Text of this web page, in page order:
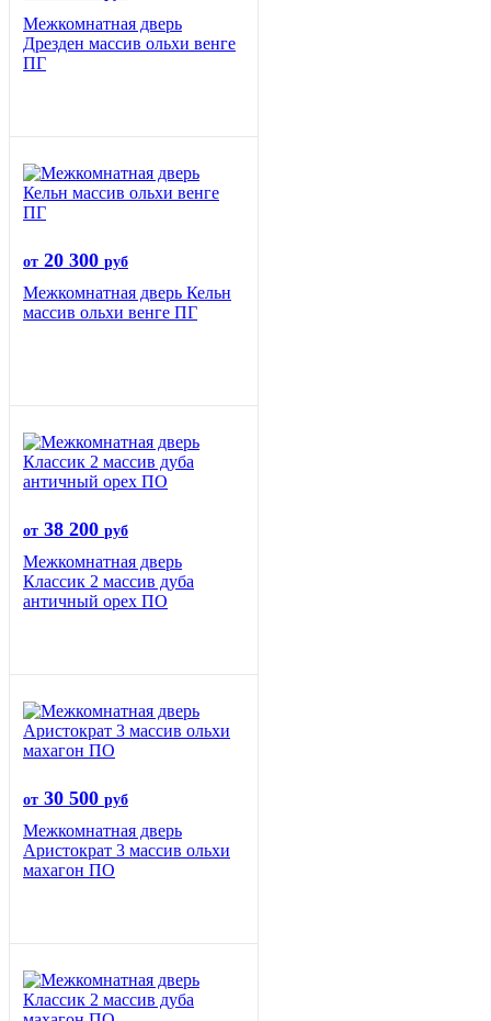
Межкомнатная дверь
Дрезден массив ольхи венге
ПГ
от 20 300 руб
Межкомнатная дверь Кельн
массив ольхи венге ПГ
от 38 200 руб
Межкомнатная дверь
Классик 2 массив дуба
античный орех ПО
от 30 500 руб
Межкомнатная дверь
Аристократ 3 массив ольхи
махагон ПО